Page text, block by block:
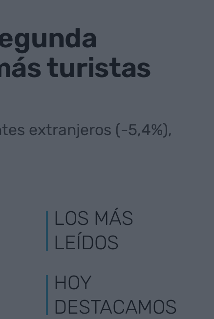
turistas
extranjeros (-5,4%),
LOS MÁS
LEÍDOS
HOY
DESTACAMOS